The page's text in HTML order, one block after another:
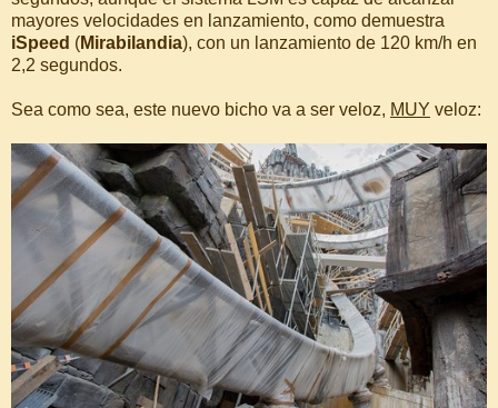
mayores velocidades en lanzamiento, como demuestra
iSpeed (Mirabilandia), con un lanzamiento de 120 km/h en
2,2 segundos.
Sea como sea, este nuevo bicho va a ser veloz, MUY veloz: